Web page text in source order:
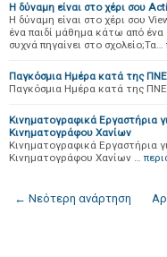
Η δύναμη είναι στο χέρι σου
Η δύναμη είναι στο χέρι σου
ένα παιδί μάθημα κάτω από ένα
συχνά πηγαίνει στο σχολείο;Τα…
Παγκόσμια Ημέρα κατά της
Παγκόσμια Ημέρα κατά της
Κινηματογραφικά Εργαστήρια
Κινηματογράφου Χανίων
Κινηματογραφικά Εργαστήρια
Κινηματογράφου Χανίων …
← Νεότερη ανάρτηση